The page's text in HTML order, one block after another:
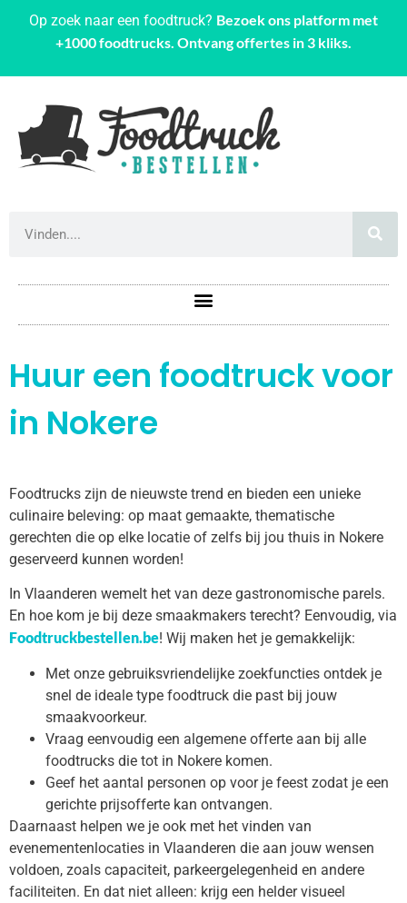
Op zoek naar een foodtruck? Bezoek ons platform met
+1000 foodtrucks. Ontvang offertes in 3 kliks.
Huur een foodtruck voor
in Nokere
Foodtrucks zijn de nieuwste trend en bieden een unieke
culinaire beleving: op maat gemaakte, thematische
gerechten die op elke locatie of zelfs bij jou thuis in Nokere
geserveerd kunnen worden!
In Vlaanderen wemelt het van deze gastronomische parels.
En hoe kom je bij deze smaakmakers terecht? Eenvoudig, via
Foodtruckbestellen.be! Wij maken het je gemakkelijk:
Met onze gebruiksvriendelijke zoekfuncties ontdek je
snel de ideale type foodtruck die past bij jouw
smaakvoorkeur.
Vraag eenvoudig een algemene offerte aan bij alle
foodtrucks die tot in Nokere komen.
Geef het aantal personen op voor je feest zodat je een
gerichte prijsofferte kan ontvangen.
Daarnaast helpen we je ook met het vinden van
evenementenlocaties in Vlaanderen die aan jouw wensen
voldoen, zoals capaciteit, parkeergelegenheid en andere
faciliteiten. En dat niet alleen: krijg een helder visueel